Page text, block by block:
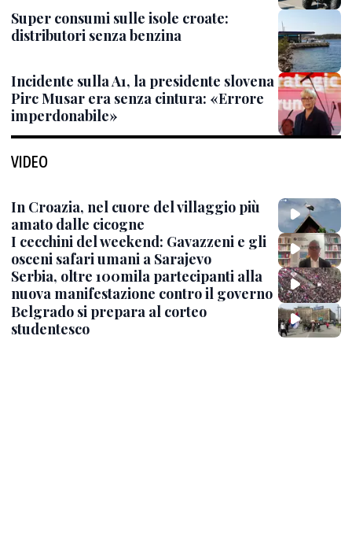
Super consumi sulle isole croate:
distributori senza benzina
Incidente sulla A1, la presidente slovena
Pirc Musar era senza cintura: «Errore
imperdonabile»
VIDEO
In Croazia, nel cuore del villaggio più
amato dalle cicogne
I cecchini del weekend: Gavazzeni e gli
osceni safari umani a Sarajevo
Serbia, oltre 100mila partecipanti alla
nuova manifestazione contro il governo
Belgrado si prepara al corteo
studentesco